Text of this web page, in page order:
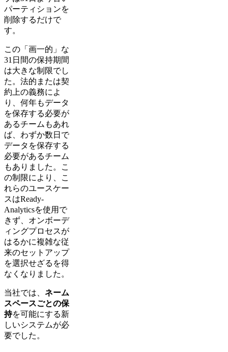
パーティションを
削除するだけで
す。
この「画一的」な
31日間の保持期間
は大きな制限でし
た。法的または契
約上の義務によ
り、何年もデータ
を保存する必要が
あるチームもあれ
ば、わずか数日で
データを保存する
必要があるチーム
もありました。こ
の制限により、こ
れらのユースケー
スはReady-
Analyticsを使用で
きず、オンボーデ
ィングプロセスが
はるかに複雑な従
来のセットアップ
を選択せざるを得
なくなりました。
当社では、 ネーム
スペースごとの保
持を可能にする新
しいシステムが必
要でした。